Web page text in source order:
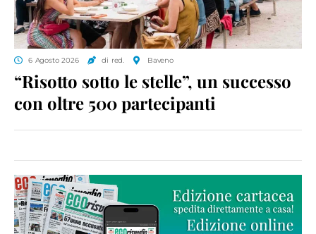
6 Agosto 2026 di red. Baveno
“Risotto sotto le stelle”, un successo
con oltre 500 partecipanti